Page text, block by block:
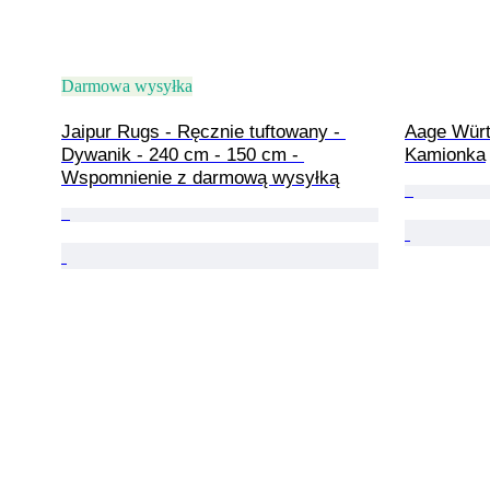
Darmowa wysyłka
Jaipur Rugs - Ręcznie tuftowany -
Dywanik - 240 cm - 150 cm -
Wspomnienie z darmową wysyłką
Aage
Kamionka